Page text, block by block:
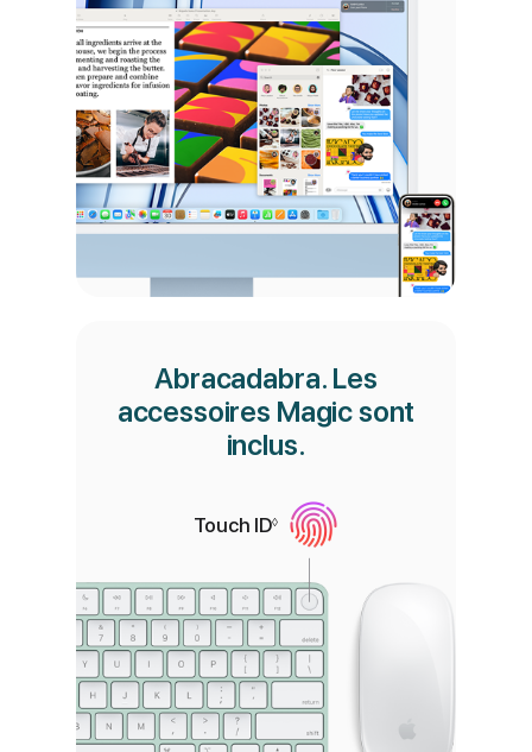
Abracadabra. Les
accessoires Magic sont
inclus.
Touch ID◊Renvoi aux mentions